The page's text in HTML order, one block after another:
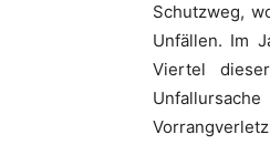
Schutzweg,
Unfällen. Im
Viertel